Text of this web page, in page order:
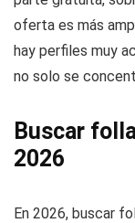
oferta es más
hay perfiles muy
no solo se
Buscar
2026
En 2026, buscar